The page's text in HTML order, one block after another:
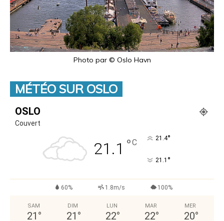
Photo par © Oslo Havn
MÉTÉO SUR OSLO
OSLO
Couvert
21.1 °C 21.4°
21.1 °
60% 1.8m/s 100%
SAM
21 °
DIM
21 °
LUN
22°
MAR
22°
MER
20°